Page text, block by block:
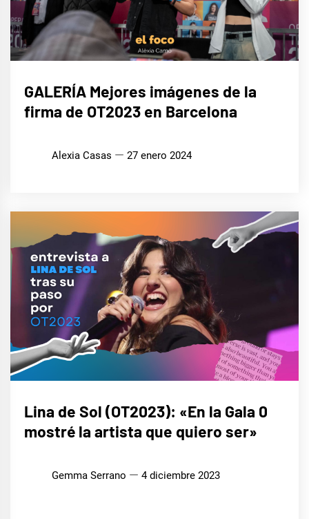
GALERÍA Mejores imágenes de la
firma de OT2023 en Barcelona
Alexia Casas 27 enero 2024
MÚSICA
Lina de Sol (OT2023): «En la Gala 0
mostré la artista que quiero ser»
Gemma Serrano 4 diciembre 2023